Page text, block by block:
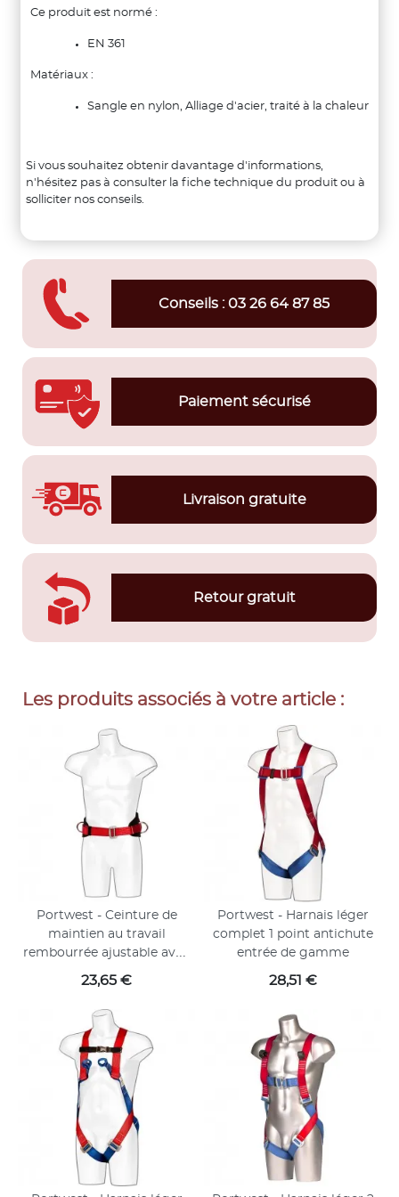
Ce produit est normé :
EN 361
Matériaux :
Sangle en nylon, Alliage d'acier, traité à la chaleur
Si vous souhaitez obtenir davantage d'informations,
n'hésitez pas à consulter la fiche technique du produit ou à
solliciter nos conseils.
Conseils : 03 26 64 87 85
Paiement sécurisé
Livraison gratuite
Retour gratuit
Les produits associés à votre article :
Portwest - Ceinture de
maintien au travail
rembourrée ajustable avec
anneaux en D latéraux
Prix
23,65 €
Portwest - Harnais léger
complet 1 point antichute
entrée de gamme
Prix
28,51 €